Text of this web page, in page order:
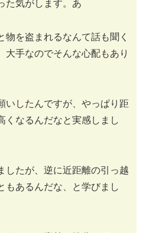
た気がします。あ
物を盗まれるなんて話も聞く
大手なのでそんな心配もあり
いしたんですが、やっぱり距
くなるんだなと実感しまし
したが、逆に近距離の引っ越
もあるんだな、と学びまし